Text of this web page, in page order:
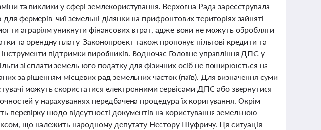
та виклики у сфері землекористування. Верховна Рада зареєструвала
фермерів, чиї земельні ділянки на прифронтових територіях зайняті
аграріям уникнути фінансових втрат, адже вони не можуть обробляти
та орендну плату. Законопроєкт також пропонує пільгові кредити та
підтримки виробників. Водночас Головне управління ДПС у
зі сплати земельного податку для фізичних осіб не поширюються на
за рішенням місцевих рад земельних часток (паїв). Для визначення суми
можуть скористатися електронними сервісами ДПС або звернутися
у нарахуваннях передбачена процедура їх коригування. Окрім
перевірку щодо відсутності документів на користування земельною
що належить народному депутату Нестору Шуфричу. Ця ситуація